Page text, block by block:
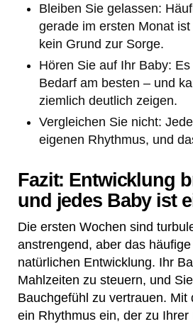
Bleiben Sie gelassen:
gerade im ersten Monat
kein Grund zur Sorge.
Hören Sie auf Ihr Baby:
Bedarf am besten – und
ziemlich deutlich zeigen.
Vergleichen Sie nicht:
eigenen Rhythmus, und
Fazit: Entwicklung
und jedes Baby ist
Die ersten Wochen sind
anstrengend, aber das
natürlichen Entwicklung. Ihr
Mahlzeiten zu steuern, und
Bauchgefühl zu vertrauen. Mit
ein Rhythmus ein, der zu